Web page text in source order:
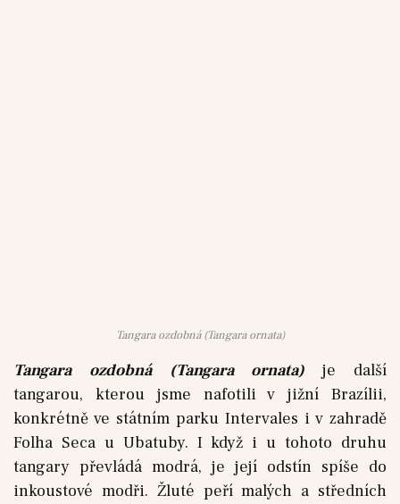
Tangara ozdobná (Tangara ornata)
Tangara ozdobná (Tangara ornata) je další
tangarou, kterou jsme nafotili v jižní Brazílii,
konkrétně ve státním parku Intervales i v zahradě
Folha Seca u Ubatuby. I když i u tohoto druhu
tangary převládá modrá, je její odstín spíše do
inkoustové modři. Žluté peří malých a středních